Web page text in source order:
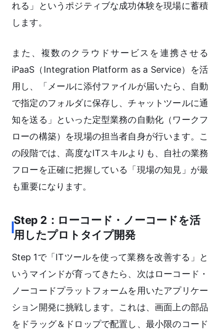
れる」というポジティブな成功体験を現場に蓄積
します。
また、複数のクラウドサービスを連携させる
iPaaS（Integration Platform as a Service）を活
用し、「メールに添付ファイルが届いたら、自動
で指定のフォルダに保存し、チャットツールに通
知を送る」といった定型業務の自動化（ワークフ
ローの構築）を現場の担当者自身が行います。こ
の段階では、高度なITスキルよりも、自社の業務
フローを正確に把握している「現場の知見」が最
も重要になります。
Step 2：ローコード・ノーコードを活
用したプロトタイプ開発
Step 1で「ITツールを使って業務を改善する」と
いうマインドが育ってきたら、次はローコード・
ノーコードプラットフォームを用いたアプリケー
ション開発に挑戦します。これは、画面上の部品
をドラッグ＆ドロップで配置し、最小限のコード